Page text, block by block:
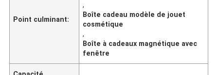
Point culminant:
,
Boîte cadeau modèle de jouet
cosmétique
,
Boîte à cadeaux magnétique avec
fenêtre